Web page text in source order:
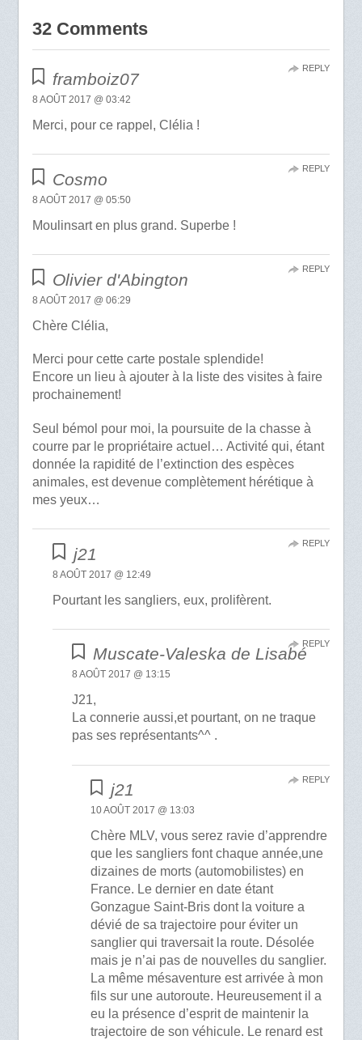
32 Comments
framboiz07
8 AOÛT 2017 @ 03:42
Merci, pour ce rappel, Clélia !
REPLY
Cosmo
8 AOÛT 2017 @ 05:50
Moulinsart en plus grand. Superbe !
REPLY
Olivier d'Abington
8 AOÛT 2017 @ 06:29
Chère Clélia,
Merci pour cette carte postale splendide!
Encore un lieu à ajouter à la liste des visites à faire
prochainement!
Seul bémol pour moi, la poursuite de la chasse à
courre par le propriétaire actuel… Activité qui, étant
donnée la rapidité de l’extinction des espèces
animales, est devenue complètement hérétique à
mes yeux…
REPLY
j21
8 AOÛT 2017 @ 12:49
Pourtant les sangliers, eux, prolifèrent.
REPLY
Muscate-Valeska de Lisabé
8 AOÛT 2017 @ 13:15
J21,
La connerie aussi,et pourtant, on ne traque
pas ses représentants^^ .
REPLY
j21
10 AOÛT 2017 @ 13:03
Chère MLV, vous serez ravie d’apprendre
que les sangliers font chaque année,une
dizaines de morts (automobilistes) en
France. Le dernier en date étant
Gonzague Saint-Bris dont la voiture a
dévié de sa trajectoire pour éviter un
sanglier qui traversait la route. Désolée
mais je n’ai pas de nouvelles du sanglier.
La même mésaventure est arrivée à mon
fils sur une autoroute. Heureusement il a
eu la présence d’esprit de maintenir la
trajectoire de son véhicule. Le renard est
REPLY